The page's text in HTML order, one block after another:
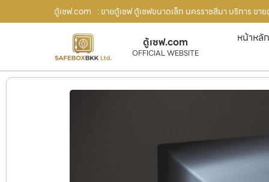
ตู้เซฟ.com : ขายตู้เซฟ ตู้เซฟขนาดเล็ก นครราชสีมา บริการ
ตู้เซฟ.com
OFFICIAL WEBSITE
หน้าหลัก